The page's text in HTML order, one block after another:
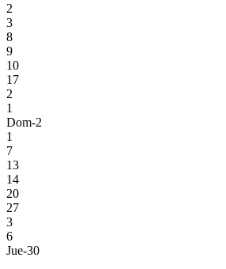
2
3
8
9
10
17
2
1
Dom-2
1
7
13
14
20
27
3
6
Jue-30